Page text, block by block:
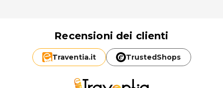
Recensioni dei clienti
Traventia.it TrustedShops